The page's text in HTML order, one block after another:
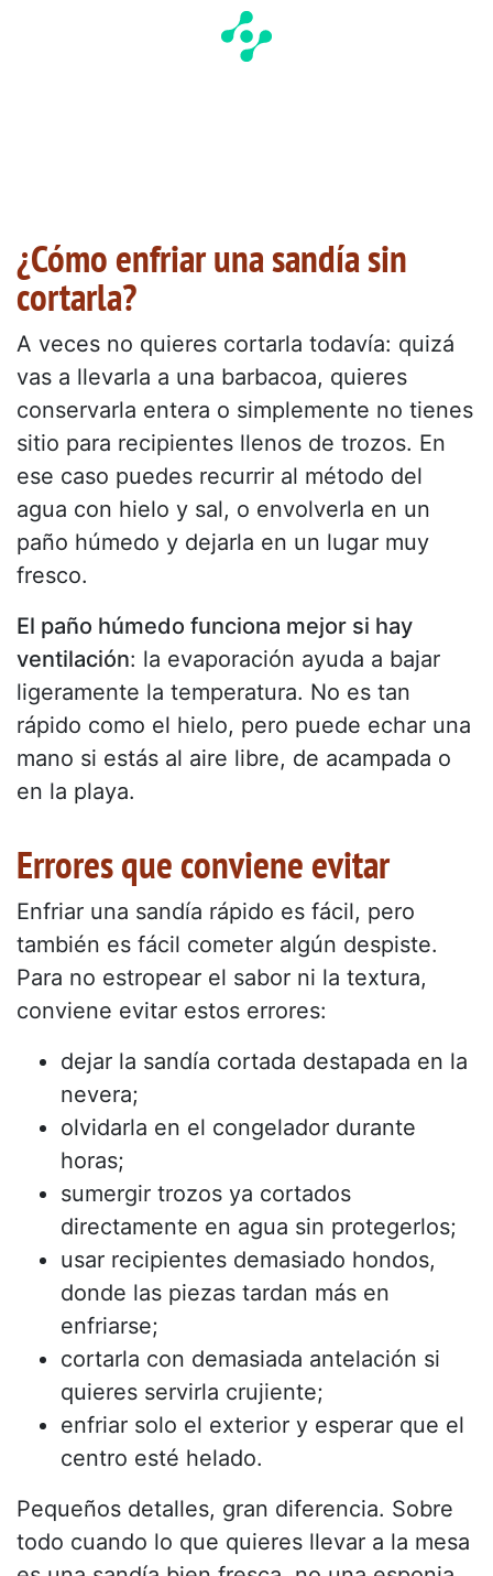
¿Cómo enfriar una sandía sin
cortarla?
A veces no quieres cortarla todavía: quizá
vas a llevarla a una barbacoa, quieres
conservarla entera o simplemente no tienes
sitio para recipientes llenos de trozos. En
ese caso puedes recurrir al método del
agua con hielo y sal, o envolverla en un
paño húmedo y dejarla en un lugar muy
fresco.
El paño húmedo funciona mejor si hay
ventilación: la evaporación ayuda a bajar
ligeramente la temperatura. No es tan
rápido como el hielo, pero puede echar una
mano si estás al aire libre, de acampada o
en la playa.
Errores que conviene evitar
Enfriar una sandía rápido es fácil, pero
también es fácil cometer algún despiste.
Para no estropear el sabor ni la textura,
conviene evitar estos errores:
dejar la sandía cortada destapada en la
nevera;
olvidarla en el congelador durante
horas;
sumergir trozos ya cortados
directamente en agua sin protegerlos;
usar recipientes demasiado hondos,
donde las piezas tardan más en
enfriarse;
cortarla con demasiada antelación si
quieres servirla crujiente;
enfriar solo el exterior y esperar que el
centro esté helado.
Pequeños detalles, gran diferencia. Sobre
todo cuando lo que quieres llevar a la mesa